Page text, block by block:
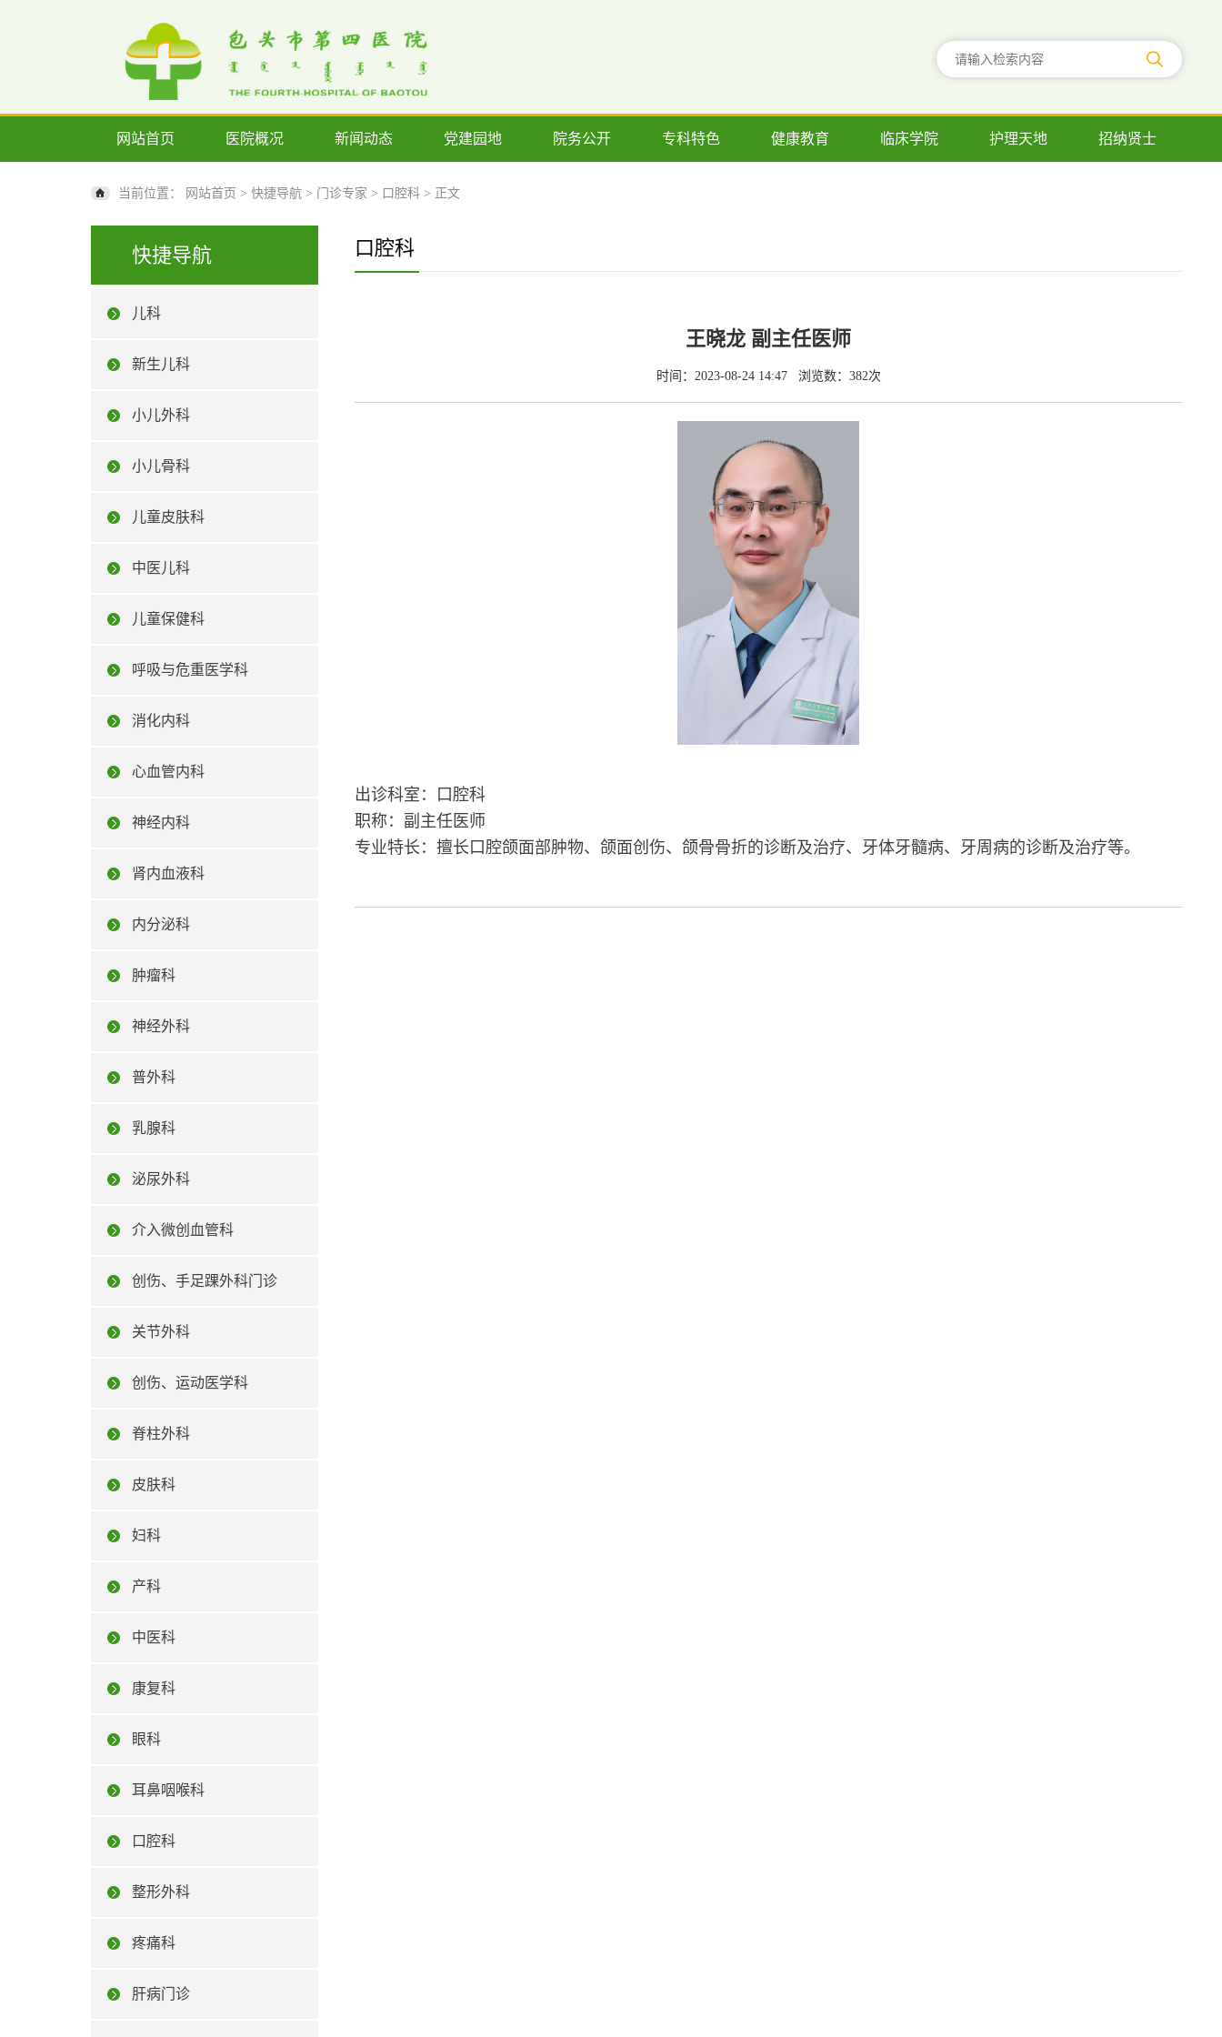
网站首页 医院概况 新闻动态 党建园地 院务公开 专科特色 健康教育 临床学院 护理天地 招纳贤士
当前位置： 网站首页 > 快捷导航 > 门诊专家 > 口腔科 > 正文
快捷导航
儿科
新生儿科
小儿外科
小儿骨科
儿童皮肤科
中医儿科
儿童保健科
呼吸与危重医学科
消化内科
心血管内科
神经内科
肾内血液科
内分泌科
肿瘤科
神经外科
普外科
乳腺科
泌尿外科
介入微创血管科
创伤、手足踝外科门诊
关节外科
创伤、运动医学科
脊柱外科
皮肤科
妇科
产科
中医科
康复科
眼科
耳鼻咽喉科
口腔科
整形外科
疼痛科
肝病门诊
口腔科
王晓龙 副主任医师
时间：2023-08-24 14:47 浏览数： 382次
出诊科室：口腔科
职称：副主任医师
专业特长：擅长口腔颌面部肿物、颌面创伤、颌骨骨折的诊断及治疗、牙体牙髓病、牙周病的诊断及治疗等。